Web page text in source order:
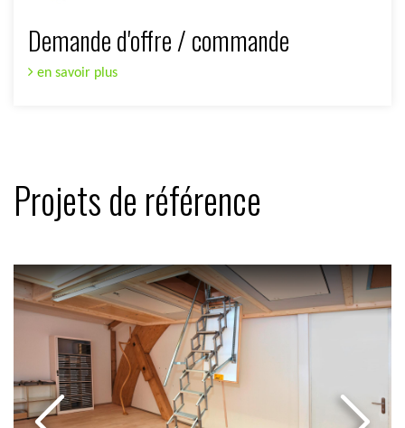
Demande d'offre / commande
en savoir plus
Projets de référence